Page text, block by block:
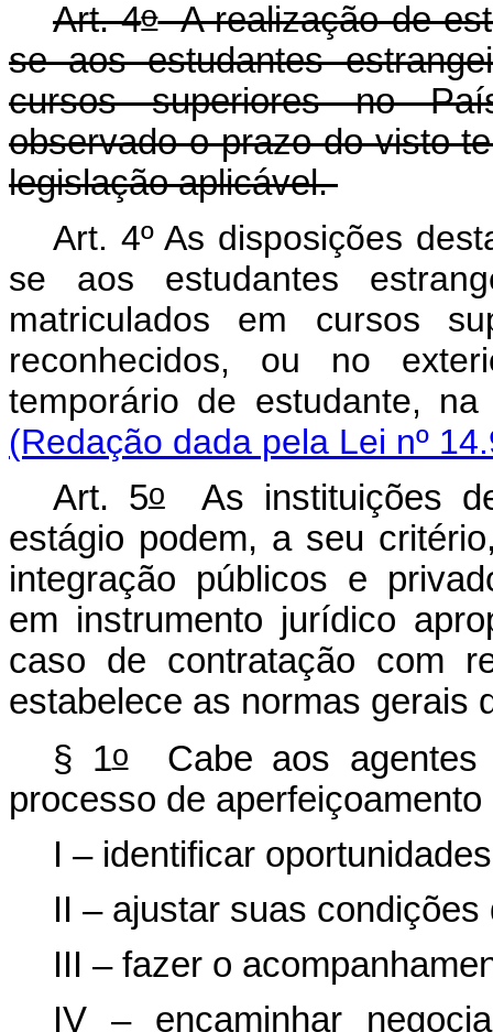
Art. 4oA realização de
se aos estudantes
cursos superiores no
observado o prazo do visto
legislação aplicável.
Art. 4º As disposições
se aos estudantes
matriculados em cursos
reconhecidos, ou no
temporário de estudante,
(Redação dada pela Lei nº
Art. 5oAs instituições
estágio podem, a seu
integração públicos e
em instrumento jurídico
caso de contratação com
estabelece as normas gerais
§ 1oCabe aos agentes
processo de
I – identificar
II – ajustar suas
III – fazer o
IV – encaminhar